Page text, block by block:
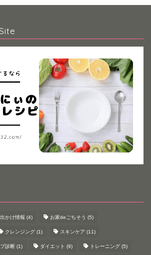
かけ情報 (4) お家deごちそう (5)
クレンジング (1) スキンケア (11)
診断 (1) ダイエット (9) トレーニング (5)